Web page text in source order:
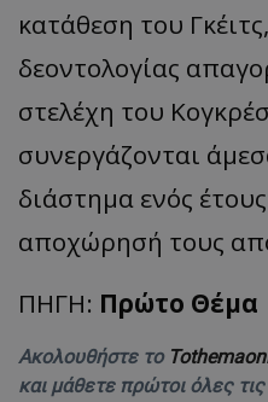
κατάθεση του
δεοντολογίας
στελέχη του
συνεργάζονται
διάστημα ενός
αποχώρησή τους
ΠΗΓΗ: Πρώτο Θέμα
Ακολουθήστε το
και μάθετε πρώτοι όλες τις